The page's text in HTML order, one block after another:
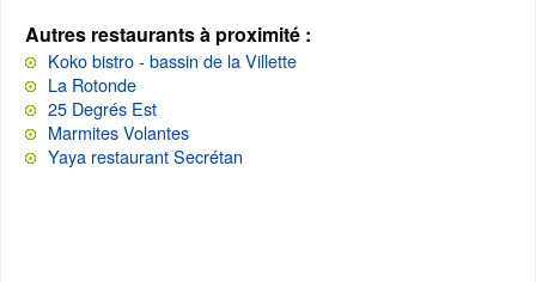
Autres restaurants à proximité :
Koko bistro - bassin de la Villette
La Rotonde
25 Degrés Est
Marmites Volantes
Yaya restaurant Secrétan